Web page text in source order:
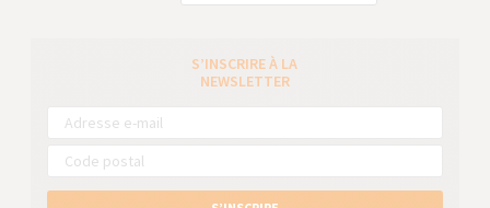
S’INSCRIRE À LA
NEWSLETTER